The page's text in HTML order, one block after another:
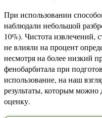
При использовании
наблюдали небольшой
10%). Чистота извлечений,
не влияли на процент
несмотря на более низкий
фенобарбитала при
использование, на наш
результаты, которым
оценку.